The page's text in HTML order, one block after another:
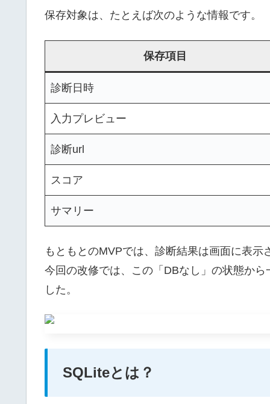
保存対象は、たとえば次のような情報です。
保存項目
診断日時
入力プレビュー
診断url
スコア
サマリー
もともとのMVPでは、診断結果は画面に表示
今回の改修では、この「DBなし」の状態か
した。
SQLiteとは？